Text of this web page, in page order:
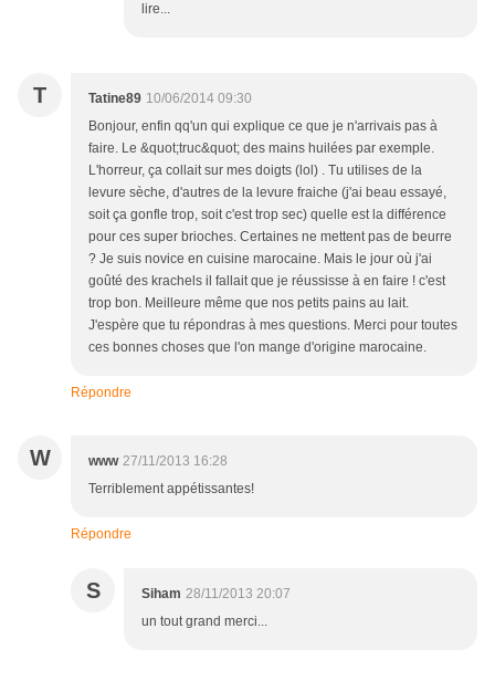
lire...
T Tatine89 10/06/2014 09:30
Bonjour, enfin qq'un qui explique ce que je n'arrivais pas à
faire. Le &quot;truc&quot; des mains huilées par exemple.
L'horreur, ça collait sur mes doigts (lol) . Tu utilises de la
levure sèche, d'autres de la levure fraiche (j'ai beau essayé,
soit ça gonfle trop, soit c'est trop sec) quelle est la différence
pour ces super brioches. Certaines ne mettent pas de beurre
? Je suis novice en cuisine marocaine. Mais le jour où j'ai
goûté des krachels il fallait que je réussisse à en faire ! c'est
trop bon. Meilleure même que nos petits pains au lait.
J'espère que tu répondras à mes questions. Merci pour toutes
ces bonnes choses que l'on mange d'origine marocaine.
Répondre
W www 27/11/2013 16:28
Terriblement appétissantes!
Répondre
S Siham 28/11/2013 20:07
un tout grand merci...